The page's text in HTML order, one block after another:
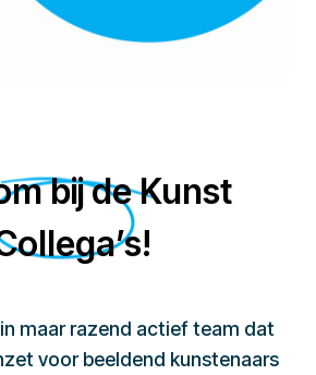
bij de Kunst
maar razend actief team dat
voor beeldend kunstenaars